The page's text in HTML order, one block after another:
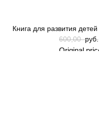
Книга для развития
600,00руб.
Original